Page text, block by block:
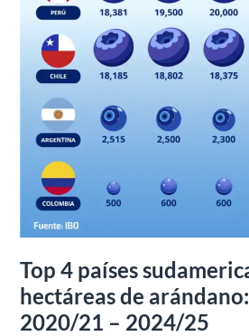
Top 4 países
hectáreas de
2020/21 – 2024/25
2020/21
2024/25